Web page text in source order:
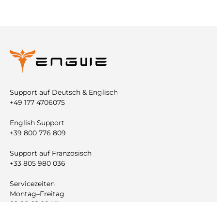
Support auf Deutsch & Englisch
+49 177 4706075
English Support
+39 800 776 809
Support auf Französisch
+33 805 980 036
Servicezeiten
Montag–Freitag